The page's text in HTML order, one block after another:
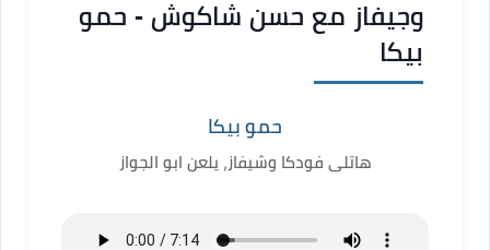
وجيفاز مع حسن شاكوش - حمو
بيكا
حمو بيكا
هاتلى فودكا وشيفاز, يلعن ابو الجواز